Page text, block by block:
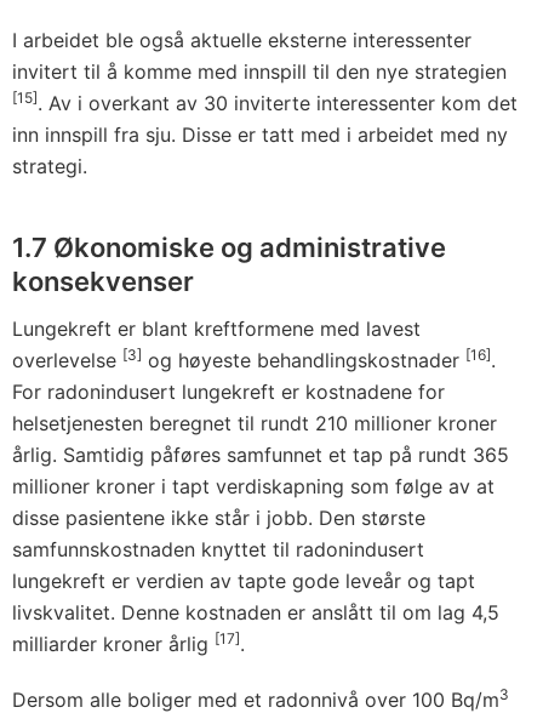
I arbeidet ble også aktuelle eksterne interessenter
invitert til å komme med innspill til den nye strategien
[15]. Av i overkant av 30 inviterte interessenter kom det
inn innspill fra sju. Disse er tatt med i arbeidet med ny
strategi.
1.7 Økonomiske og administrative
konsekvenser
Lungekreft er blant kreftformene med lavest
overlevelse [3] og høyeste behandlingskostnader [16].
For radonindusert lungekreft er kostnadene for
helsetjenesten beregnet til rundt 210 millioner kroner
årlig. Samtidig påføres samfunnet et tap på rundt 365
millioner kroner i tapt verdiskapning som følge av at
disse pasientene ikke står i jobb. Den største
samfunnskostnaden knyttet til radonindusert
lungekreft er verdien av tapte gode leveår og tapt
livskvalitet. Denne kostnaden er anslått til om lag 4,5
milliarder kroner årlig [17].
Dersom alle boliger med et radonnivå over 100 Bq/m3